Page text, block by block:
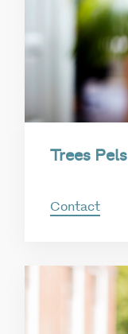
Trees Pels
Contact